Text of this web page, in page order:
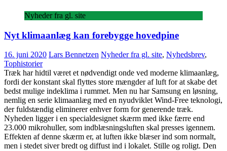
Nyheder fra gl. site
Nyt klimaanlæg kan forebygge hovedpine
16. juni 2020 Lars Bennetzen Nyheder fra gl. site, Nyhedsbrev,
Tophistorier
Træk har hidtil været et nødvendigt onde ved moderne klimaanlæg,
fordi der konstant skal flyttes store mængder af luft for at skabe det
bedst mulige indeklima i rummet. Men nu har Samsung en løsning,
nemlig en serie klimaanlæg med en nyudviklet Wind-Free teknologi,
der fuldstændig eliminerer enhver form for generende træk.
Nyheden ligger i en specialdesignet skærm med ikke færre end
23.000 mikrohuller, som indblæsningsluften skal presses igennem.
Effekten af denne skærm er, at luften ikke blæser ind som normalt,
men i stedet siver bredt og diffust ind i lokalet. Stille og roligt. Den